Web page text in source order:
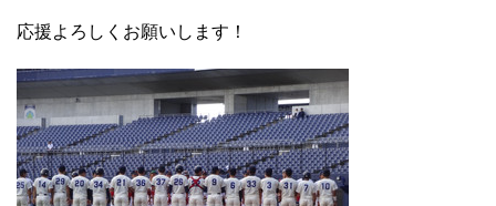
応援よろしくお願いします！